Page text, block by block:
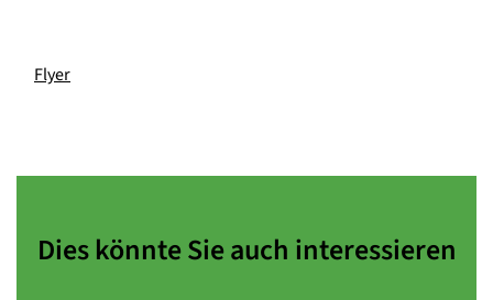
Flyer
Dies könnte Sie auch interessieren